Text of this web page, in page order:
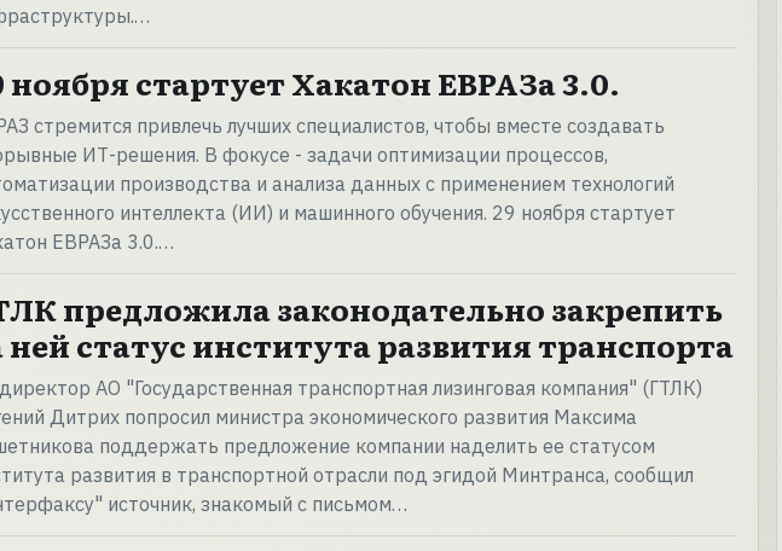
ноября стартует Хакатон ЕВРАЗа 3.0.
стремится привлечь лучших специалистов, чтобы вместе создавать
ИТ-решения. В фокусе - задачи оптимизации процессов,
производства и анализа данных с применением технологий
интеллекта (ИИ) и машинного обучения. 29 ноября стартует
ЕВРАЗа 3.0.…
предложила законодательно закрепить
ней статус института развития транспорта
АО "Государственная транспортная лизинговая компания" (ГТЛК)
Дитрих попросил министра экономического развития Максима
поддержать предложение компании наделить ее статусом
развития в транспортной отрасли под эгидой Минтранса, сообщил
источник, знакомый с письмом…